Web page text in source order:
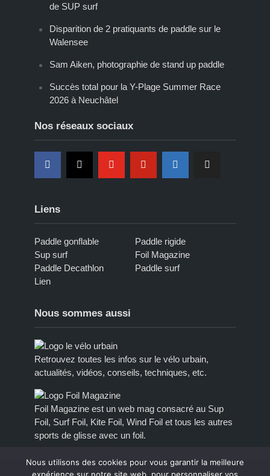
de SUP surf
Disparition de 2 pratiquants de paddle sur le
Walensee
Sam Aiken, photographie de stand up paddle
Succès total pour la Y-Plage Summer Race
2026 à Neuchâtel
Nos réseaux sociaux
Liens
Paddle gonflable
Paddle rigide
Sup surf
Foil Magazine
Paddle Decathlon
Paddle surf
Lien
Nous sommes aussi
Retrouvez toutes les infos sur le vélo urbain,
actualités, vidéos, conseils, techniques, etc.
Foil Magazine est un web mag consacré au Sup
Foil, Surf Foil, Kite Foil, Wind Foil et tous les autres
sports de glisse avec un foil.
Nous utilisons des cookies pour vous garantir la meilleure